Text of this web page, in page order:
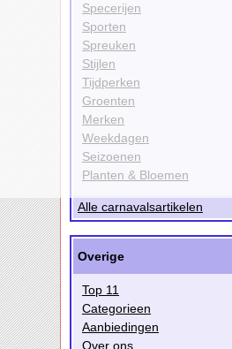
Specerijen
Sporten
Spreuken
Stijlen
Tijdperken
Groenten
Merken
Weekdagen
Seizoenen
Planten & Bloemen
Alle carnavalsartikelen
Overige
Top 11
Categorieen
Aanbiedingen
Over ons